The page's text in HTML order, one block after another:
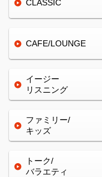
CLASSIC
CAFE/LOUNGE
イージー
リスニング
ファミリー/
キッズ
トーク/
バラエティ